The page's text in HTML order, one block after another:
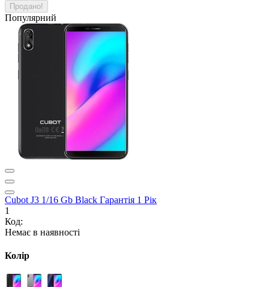
Продано!
Популярний
Cubot J3 1/16 Gb Black Гарантія 1 Рік
1
Код:
Немає в наявності
Колір